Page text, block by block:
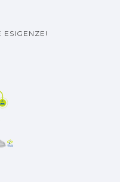
ESIGENZE!